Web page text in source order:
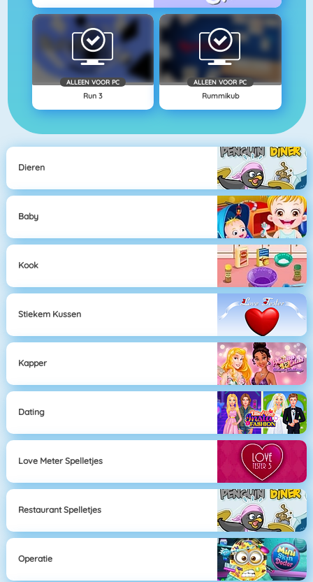
ALLEEN VOOR PC
Run 3
ALLEEN VOOR PC
Rummikub
Dieren
Baby
Kook
Stiekem Kussen
Kapper
Dating
Love Meter Spelletjes
Restaurant Spelletjes
Operatie